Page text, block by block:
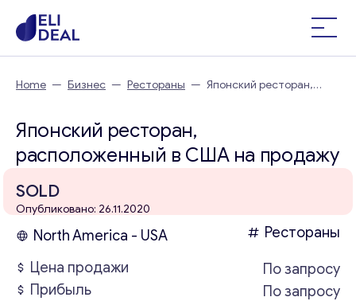
Home — Бизнес — Рестораны — Японский ресторан,
Японский ресторан,
расположенный в США на продажу
SOLD
Опубликовано: 26.11.2020
North America - USA
Рестораны
Цена продажи
По запросу
Прибыль
По запросу